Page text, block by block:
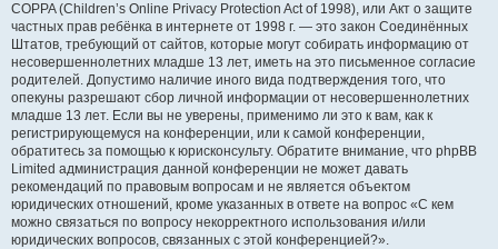
COPPA (Children’s Online Privacy Protection Act of 1998), или Акт о защите
частных прав ребёнка в интернете от 1998 г. — это закон Соединённых
Штатов, требующий от сайтов, которые могут собирать информацию от
несовершеннолетних младше 13 лет, иметь на это письменное согласие
родителей. Допустимо наличие иного вида подтверждения того, что
опекуны разрешают сбор личной информации от несовершеннолетних
младше 13 лет. Если вы не уверены, применимо ли это к вам, как к
регистрирующемуся на конференции, или к самой конференции,
обратитесь за помощью к юрисконсульту. Обратите внимание, что phpBB
Limited администрация данной конференции не может давать
рекомендаций по правовым вопросам и не является объектом
юридических отношений, кроме указанных в ответе на вопрос «С кем
можно связаться по вопросу некорректного использования и/или
юридических вопросов, связанных с этой конференцией?».